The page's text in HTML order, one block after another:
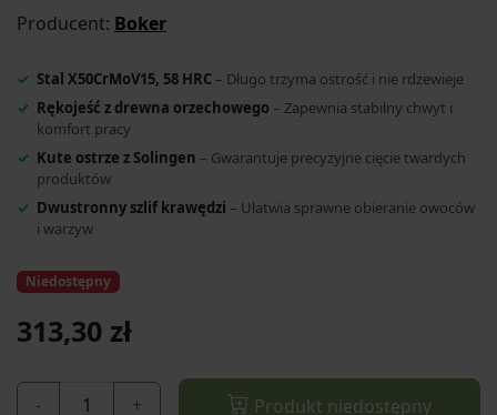
Producent: Boker
Stal X50CrMoV15, 58 HRC – Długo trzyma ostrość i nie rdzewieje
Rękojeść z drewna orzechowego – Zapewnia stabilny chwyt i
komfort pracy
Kute ostrze z Solingen – Gwarantuje precyzyjne cięcie twardych
produktów
Dwustronny szlif krawędzi – Ułatwia sprawne obieranie owoców
i warzyw
Niedostępny
313,30 zł
- + Produkt niedostępny